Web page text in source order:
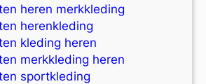
heren merkkleding
herenkleding
kleding heren
merkkleding heren
sportkleding